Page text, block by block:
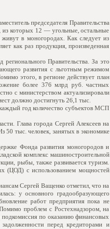
председателя Правительства
из которых 12 — угольные, остальные
в моногородах. Как следует из
как раз продукция, произведенная
Правительства. За это
развития с льготным режимом
этого, в регионе действует план
более 376 млрд руб. частных
с министерством актуализировали
должно достигнуть 26,1 тыс.
год количество субъектов МСП
Глава города Сергей Алексеев на
50 тыс. человек, занятых в экономике
Фонда развития моногородов и
комплекс машиностроительной
рыбы, также развивается туризм.
(ЦОД) с использованием мощностей
Сергей Ващенко отметил, что на
у основного градообразующего
работ предприятия пока не
проблем с Ростехнадзором, на
подкомиссия по оказанию финансовых
перед кредиторами и